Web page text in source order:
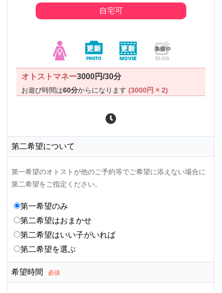
自宅可
オトストマネー3000円/30分
お遊び時間は60分からになります(3000円 × 2)
第二希望について
第一希望のオトストが他のご予約等でご希望に添えない場合に
第二希望をご指定ください。
第一希望のみ
第二希望はおまかせ
第二希望はいい子がいれば
第二希望を選ぶ
希望時間 必須